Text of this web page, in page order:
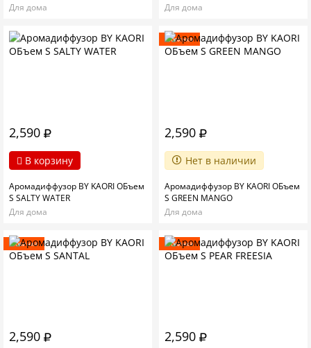
Для дома
Для дома
2,590
В корзину
Аромадиффузор BY KAORI ОБъем
S SALTY WATER
Для дома
Новинка
2,590
Нет в наличии
Аромадиффузор BY KAORI ОБъем
S GREEN MANGO
Для дома
Новинка
2,590
Новинка
2,590